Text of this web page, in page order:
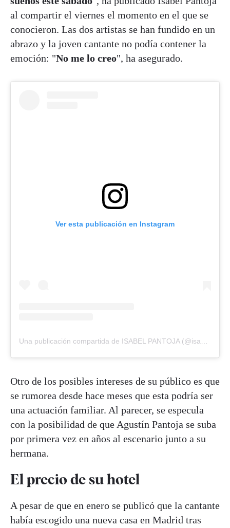
al compartir el viernes el momento en el que se
conocieron. Las dos artistas se han fundido en un
abrazo y la joven cantante no podía contener la
emoción: "No me lo creo", ha asegurado.
Ver esta publicación en Instagram
Otro de los posibles intereses de su público es que
se rumorea desde hace meses que esta podría ser
una actuación familiar. Al parecer, se especula
con la posibilidad de que Agustín Pantoja se suba
por primera vez en años al escenario junto a su
hermana.
El precio de su hotel
A pesar de que en enero se publicó que la cantante
había escogido una nueva casa en Madrid tras